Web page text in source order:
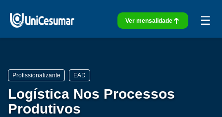
Ver mensalidade ☰
Profissionalizante EAD
Logística Nos Processos
Produtivos